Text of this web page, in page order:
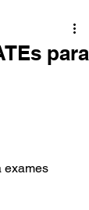
para
exames